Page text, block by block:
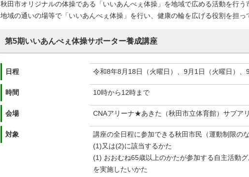
秋田市オリジナルの体操である「いいあんべぇ体操」を地域で広める活動を行う
地域の通いの場等で「いいあんべぇ体操」を行い、健康の輪を広げる役割を担っ
第5期いいあんべぇ体操サポーター養成講座
日程 令和8年8月18日（火曜日）、9月1日（火曜日）、
時間 10時から12時まで
会場 CNAアリーナ★あきた（秋田市立体育館）サブア
対象
講座の全日程に参加できる秋田市民（運動制限の
(1)又は(2)に該当するかた
(1) おおむね65歳以上のかたが参加する自主活動
を実施したいかた